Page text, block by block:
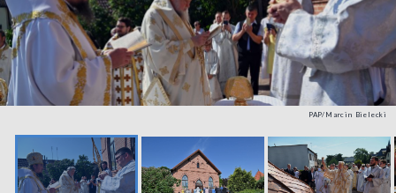
PAP/Marcin Bielecki